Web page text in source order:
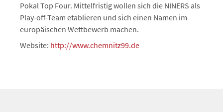
Pokal Top Four. Mittelfristig wollen sich die NINERS als
Play-off-Team etablieren und sich einen Namen im
europäischen Wettbewerb machen.
Website: http://www.chemnitz99.de